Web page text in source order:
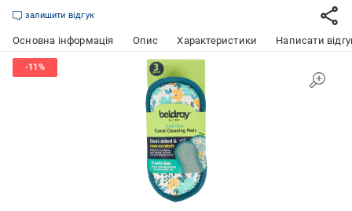
залишити відгук
Основна інформація Опис Характеристики Написати